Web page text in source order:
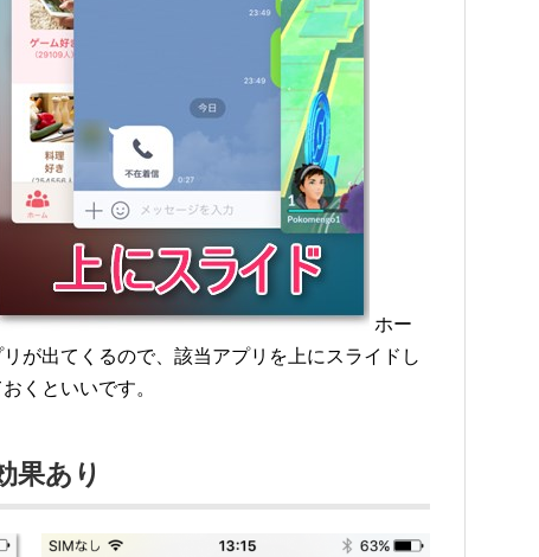
ホー
が出てくるので、該当アプリを上にスライドし
くといいです。
果あり